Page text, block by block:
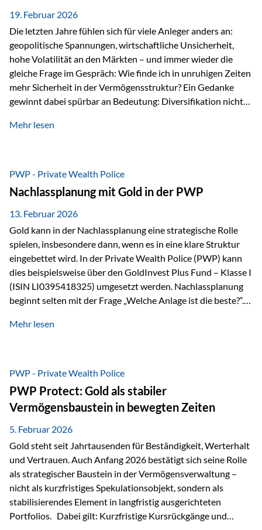
19. Februar 2026
Die letzten Jahre fühlen sich für viele Anleger anders an:
geopolitische Spannungen, wirtschaftliche Unsicherheit,
hohe Volatilität an den Märkten – und immer wieder die
gleiche Frage im Gespräch: Wie finde ich in unruhigen Zeiten
mehr Sicherheit in der Vermögensstruktur? Ein Gedanke
gewinnt dabei spürbar an Bedeutung: Diversifikation nicht
Wer Vermögen ausschließlich in einem Rechtsraum
Liechtenstein eine Rolle spielen: außerhalb der EU, ohne
Euro, mit einem eigenständigen Rechts- und Finanzplatz.
Und genau an dieser Stelle setzt der 3-Zellenschutz an –…
Mehr lesen
PWP - Private Wealth Police
Nachlassplanung mit Gold in der PWP
13. Februar 2026
Gold kann in der Nachlassplanung eine strategische Rolle
spielen, insbesondere dann, wenn es in eine klare Struktur
eingebettet wird. In der Private Wealth Police (PWP) kann
dies beispielsweise über den GoldInvest Plus Fund – Klasse I
(ISIN LI0395418325) umgesetzt werden. Nachlassplanung
beginnt selten mit der Frage „Welche Anlage ist die beste?“.
was bekommen – wann – und in welcher Struktur?Und vor
bei größeren Vermögen ist das entscheidend.
Mehr lesen
PWP - Private Wealth Police
PWP Protect: Gold als stabiler
Vermögensbaustein in bewegten Zeiten
5. Februar 2026
Gold steht seit Jahrtausenden für Beständigkeit, Werterhalt
und Vertrauen. Auch Anfang 2026 bestätigt sich seine Rolle
als strategischer Baustein in der Vermögensverwaltung –
nicht als kurzfristiges Spekulationsobjekt, sondern als
stabilisierendes Element in langfristig ausgerichteten
Portfolios. Dabei gilt: Kurzfristige Kursrückgänge und